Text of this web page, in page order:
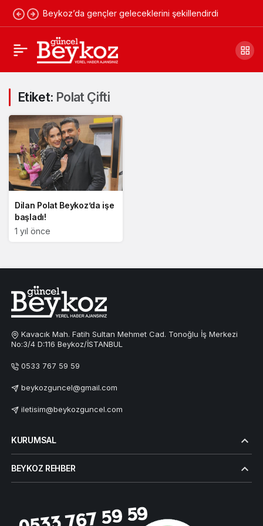
Beykoz’da gençler geleceklerini şekillendirdi
Etiket: Polat Çifti
Dilan Polat Beykoz’da işe
başladı!
1 yıl önce
Kavacık Mah. Fatih Sultan Mehmet Cad. Tonoğlu İş Merkezi
No:3/4 D:116 Beykoz/İSTANBUL
0533 767 59 59
beykozguncel@gmail.com
iletisim@beykozguncel.com
KURUMSAL
BEYKOZ REHBER